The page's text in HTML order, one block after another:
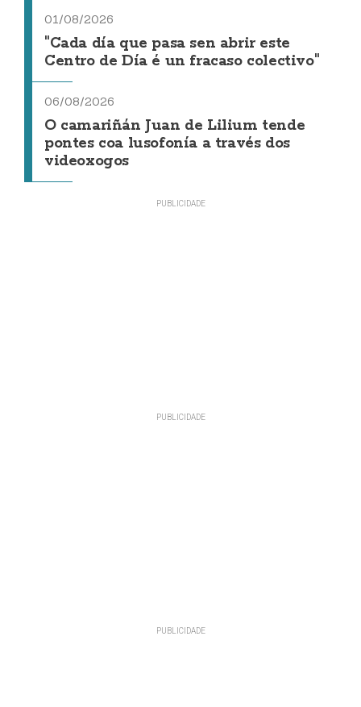
01/08/2026
"Cada día que pasa sen abrir este
Centro de Día é un fracaso colectivo"
06/08/2026
O camariñán Juan de Lilium tende
pontes coa lusofonía a través dos
videoxogos